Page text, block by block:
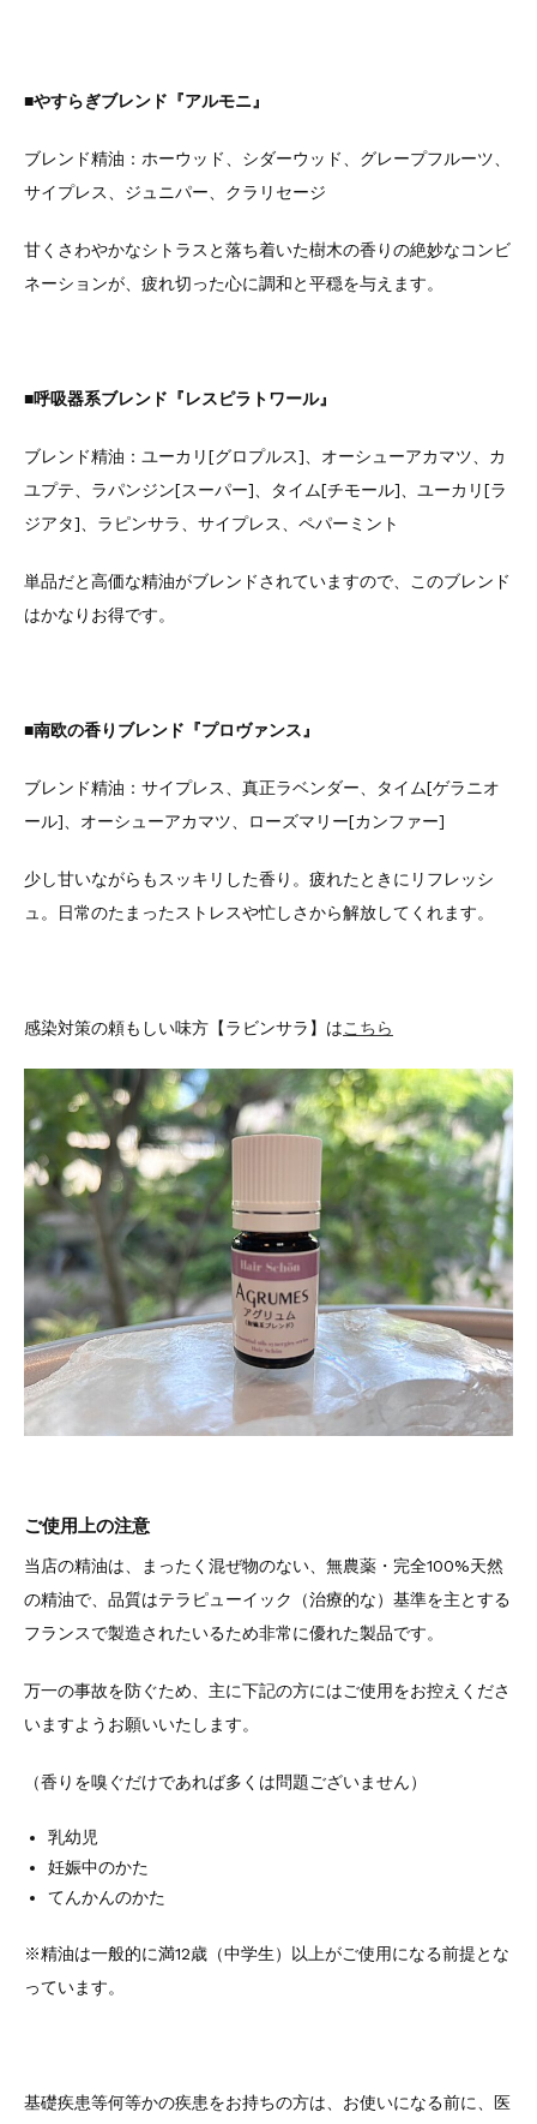
■やすらぎブレンド『アルモニ』
ブレンド精油：ホーウッド、シダーウッド、グレープフルーツ、
サイプレス、ジュニパー、クラリセージ
甘くさわやかなシトラスと落ち着いた樹木の香りの絶妙なコンビ
ネーションが、疲れ切った心に調和と平穏を与えます。
■呼吸器系ブレンド『レスピラトワール』
ブレンド精油：ユーカリ[グロプルス]、オーシューアカマツ、カ
ユプテ、ラパンジン[スーパー]、タイム[チモール]、ユーカリ[ラ
ジアタ]、ラピンサラ、サイプレス、ペパーミント
単品だと高価な精油がブレンドされていますので、このブレンド
はかなりお得です。
■南欧の香りブレンド『プロヴァンス』
ブレンド精油：サイプレス、真正ラベンダー、タイム[ゲラニオ
ール]、オーシューアカマツ、ローズマリー[カンファー]
少し甘いながらもスッキリした香り。疲れたときにリフレッシ
ュ。日常のたまったストレスや忙しさから解放してくれます。
感染対策の頼もしい味方【ラビンサラ】はこちら
ご使用上の注意
当店の精油は、まったく混ぜ物のない、無農薬・完全100%天然
の精油で、品質はテラピューイック（治療的な）基準を主とする
フランスで製造されたいるため非常に優れた製品です。
万一の事故を防ぐため、主に下記の方にはご使用をお控えくださ
いますようお願いいたします。
（香りを嗅ぐだけであれば多くは問題ございません）
乳幼児
妊娠中のかた
てんかんのかた
※精油は一般的に満12歳（中学生）以上がご使用になる前提とな
っています。
基礎疾患等何等かの疾患をお持ちの方は、お使いになる前に、医